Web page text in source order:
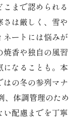
まで認められる
は厳しく、雪や
ネートには悩みが
香や独自の風習
になることも。本
の冬の参列マナ
、体調管理のため
配慮までを丁寧